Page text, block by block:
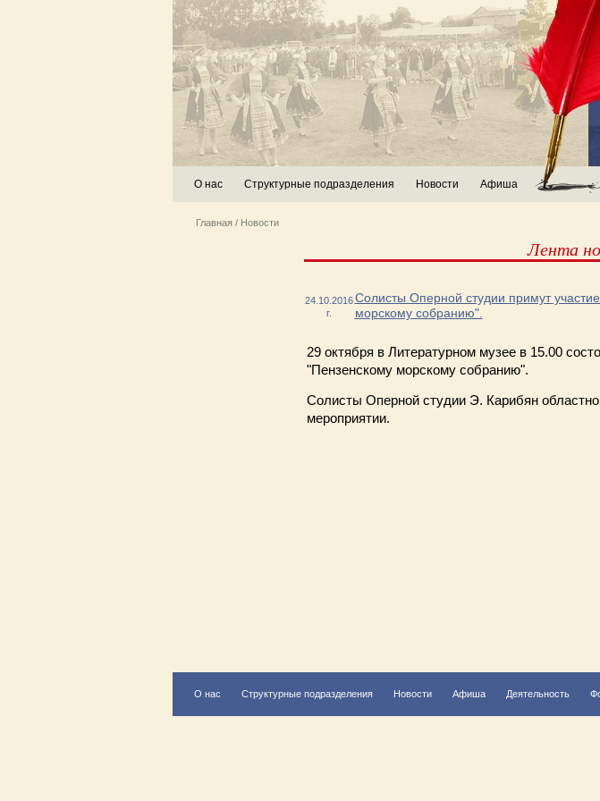
О нас Структурные подразделения Новости Афиша
Главная / Новости
Лента
24.10.2016
г.
Солисты Оперной студии примут
морскому собранию".
29 октября в Литературном музее в 15.00
"Пензенскому морскому собранию".
Солисты Оперной студии Э. Карибян
мероприятии.
О нас Структурные подразделения Новости Афиша Деятельность